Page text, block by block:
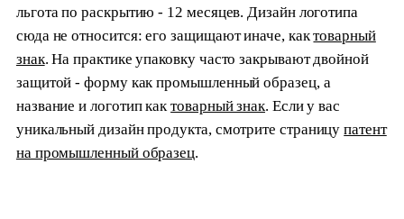
льгота по раскрытию - 12 месяцев. Дизайн логотипа
сюда не относится: его защищают иначе, кактоварный
знак. На практике упаковку часто закрывают двойной
защитой - форму как промышленный образец, а
название и логотип кактоварный знак. Если у вас
уникальный дизайн продукта, смотрите страницупатент
на промышленный образец.